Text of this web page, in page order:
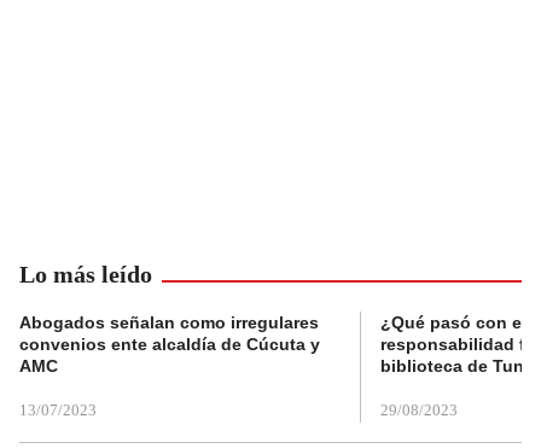
Lo más leído
Abogados señalan como irregulares
convenios ente alcaldía de Cúcuta y
AMC
13/07/2023
¿Qué pasó con el
responsabilidad
biblioteca de
29/08/2023